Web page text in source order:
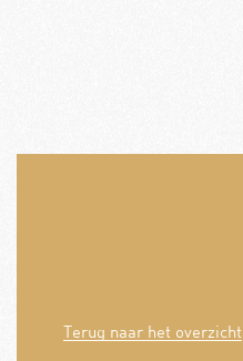
Terug naar het overzicht